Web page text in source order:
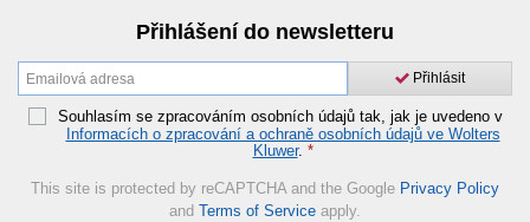
Přihlášení do newsletteru
Přihlásit
Souhlasím se zpracováním osobních údajů tak, jak je uvedeno v
Informacích o zpracování a ochraně osobních údajů ve Wolters
Kluwer. *
This site is protected by reCAPTCHA and the Google Privacy Policy
and Terms of Service apply.